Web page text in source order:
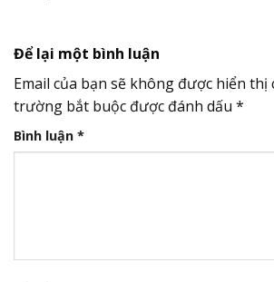
Để lại một bình luận
Email của bạn sẽ không được hiển thị
trường bắt buộc được đánh dấu *
Bình luận *